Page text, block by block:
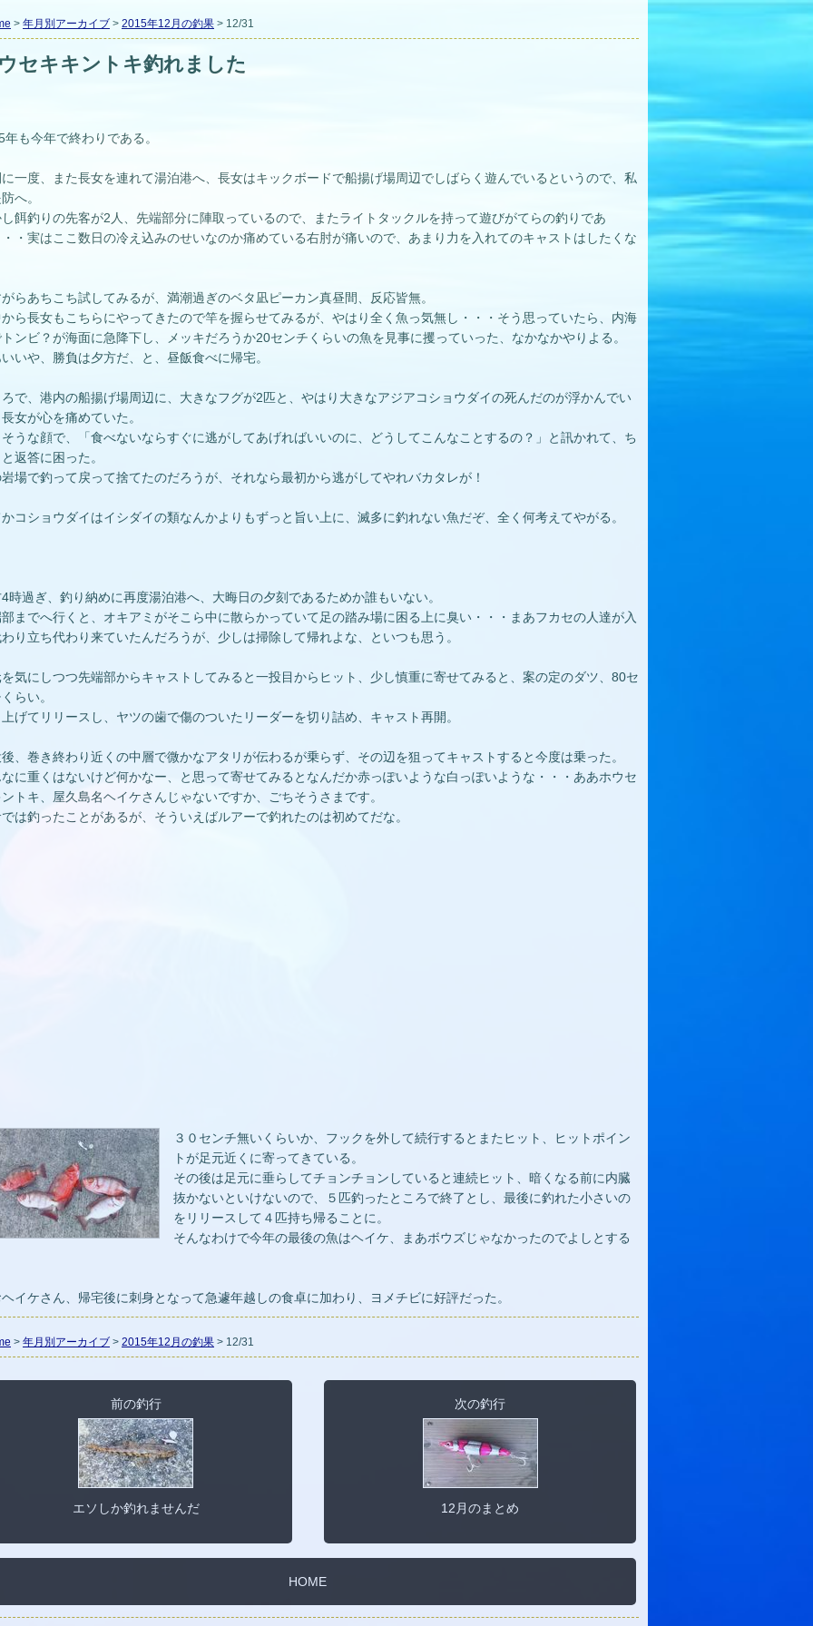
> 年月別アーカイブ > 2015年12月の釣果 > 12/31
セキキントキ釣れました
年も今年で終わりである。
一度、また長女を連れて湯泊港へ、長女はキックボードで船揚げ場周辺でしばらく遊んでいるというので、私
へ。
餌釣りの先客が2人、先端部分に陣取っているので、またライトタックルを持って遊びがてらの釣りであ
・実はここ数日の冷え込みのせいなのか痛めている右肘が痛いので、あまり力を入れてのキャストはしたくな
らあちこち試してみるが、満潮過ぎのベタ凪ピーカン真昼間、反応皆無。
ら長女もこちらにやってきたので竿を握らせてみるが、やはり全く魚っ気無し・・・そう思っていたら、内海
ンビ？が海面に急降下し、メッキだろうか20センチくらいの魚を見事に攫っていった、なかなかやりよる。
いや、勝負は夕方だ、と、昼飯食べに帰宅。
で、港内の船揚げ場周辺に、大きなフグが2匹と、やはり大きなアジアコショウダイの死んだのが浮かんでい
女が心を痛めていた。
うな顔で、「食べないならすぐに逃がしてあげればいいのに、どうしてこんなことするの？」と訊かれて、ち
返答に困った。
場で釣って戻って捨てたのだろうが、それなら最初から逃がしてやれバカタレが！
コショウダイはイシダイの類なんかよりもずっと旨い上に、滅多に釣れない魚だぞ、全く何考えてやがる。
時過ぎ、釣り納めに再度湯泊港へ、大晦日の夕刻であるためか誰もいない。
までへ行くと、オキアミがそこら中に散らかっていて足の踏み場に困る上に臭い・・・まあフカセの人達が入
り立ち代わり来ていたんだろうが、少しは掃除して帰れよな、といつも思う。
気にしつつ先端部からキャストしてみると一投目からヒット、少し慎重に寄せてみると、案の定のダツ、80セ
らい。
げてリリースし、ヤツの歯で傷のついたリーダーを切り詰め、キャスト再開。
、巻き終わり近くの中層で微かなアタリが伝わるが乗らず、その辺を狙ってキャストすると今度は乗った。
に重くはないけど何かなー、と思って寄せてみるとなんだか赤っぽいような白っぽいような・・・ああホウセ
トキ、屋久島名ヘイケさんじゃないですか、ごちそうさまです。
は釣ったことがあるが、そういえばルアーで釣れたのは初めてだな。
３０センチ無いくらいか、フックを外して続行するとまたヒット、ヒットポイン
トが足元近くに寄ってきている。
その後は足元に垂らしてチョンチョンしていると連続ヒット、暗くなる前に内臓
抜かないといけないので、５匹釣ったところで終了とし、最後に釣れた小さいの
をリリースして４匹持ち帰ることに。
そんなわけで今年の最後の魚はヘイケ、まあボウズじゃなかったのでよしとする
イケさん、帰宅後に刺身となって急遽年越しの食卓に加わり、ヨメチビに好評だった。
> 年月別アーカイブ > 2015年12月の釣果 > 12/31
前の釣行
エソしか釣れませんだ
次の釣行
12月のまとめ
HOME